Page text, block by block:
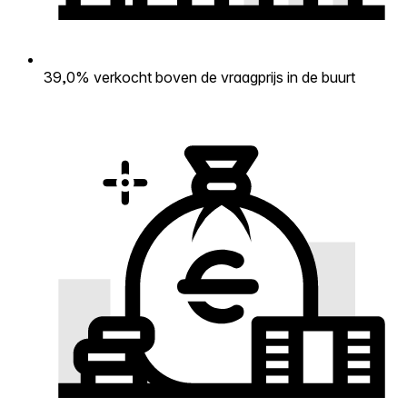
39,0% verkocht boven de vraagprijs in de buurt